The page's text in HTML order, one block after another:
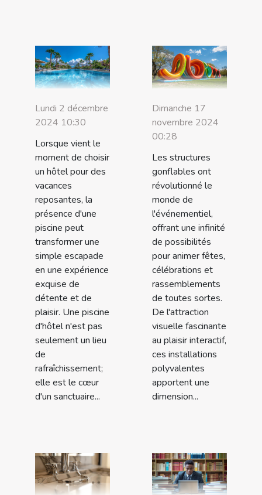
Lundi 2 décembre
2024 10:30
Lorsque vient le
moment de choisir
un hôtel pour des
vacances
reposantes, la
présence d'une
piscine peut
transformer une
simple escapade
en une expérience
exquise de
détente et de
plaisir. Une piscine
d'hôtel n'est pas
seulement un lieu
de
rafraîchissement;
elle est le cœur
d'un sanctuaire...
Dimanche 17
novembre 2024
00:28
Les structures
gonflables ont
révolutionné le
monde de
l'événementiel,
offrant une infinité
de possibilités
pour animer fêtes,
célébrations et
rassemblements
de toutes sortes.
De l'attraction
visuelle fascinante
au plaisir interactif,
ces installations
polyvalentes
apportent une
dimension...